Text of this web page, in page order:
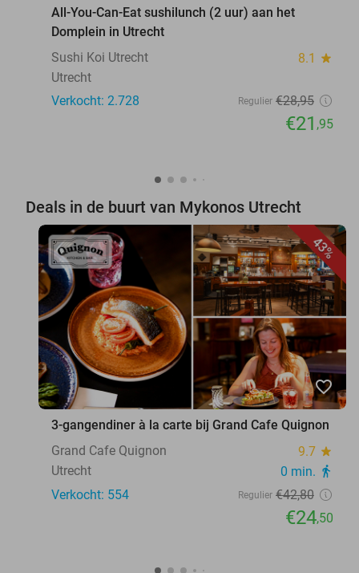
All-You-Can-Eat sushilunch (2 uur) aan het
Domplein in Utrecht
Sushi Koi Utrecht
8.1 star
Utrecht
Verkocht: 2.728
Regulier €28,95
€21 ,95
Deals in de buurt van Mykonos Utrecht
43%
favorite_border
3-gangendiner à la carte bij Grand Cafe Quignon
Grand Cafe Quignon
9.7 star
Utrecht 0 min. directions_walk
Verkocht: 554 Regulier €42,80
€24,50